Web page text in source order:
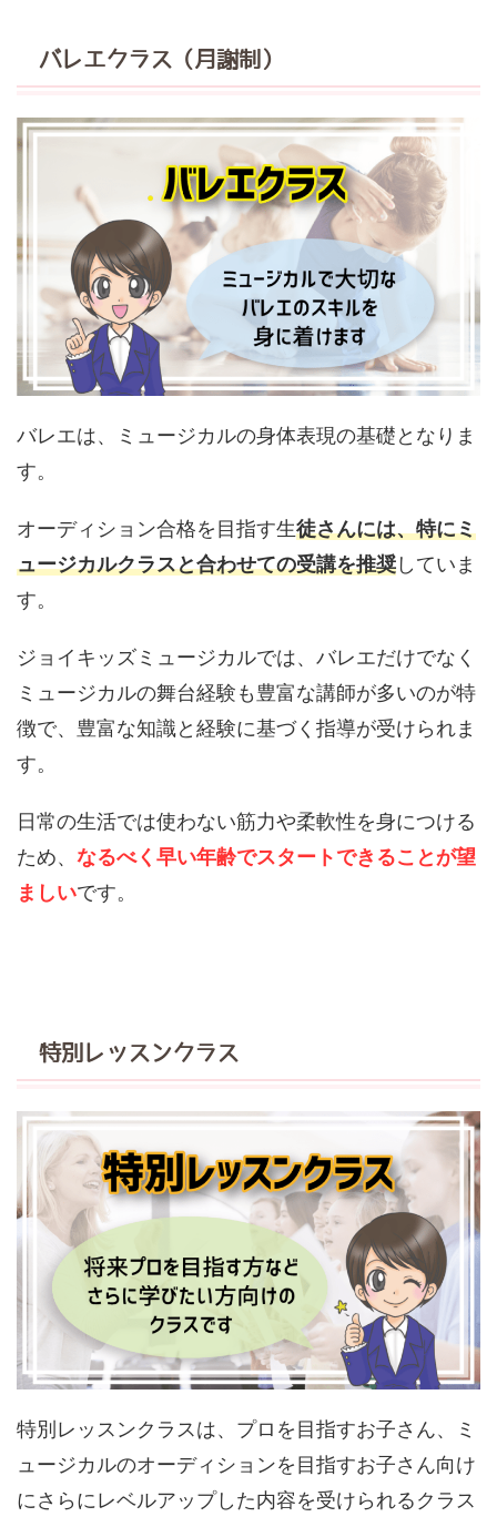
バレエクラス（月謝制）
バレエは、ミュージカルの身体表現の基礎となりま
す。
オーディション合格を目指す生徒さんには、特にミ
ュージカルクラスと合わせての受講を推奨していま
す。
ジョイキッズミュージカルでは、バレエだけでなく
ミュージカルの舞台経験も豊富な講師が多いのが特
徴で、豊富な知識と経験に基づく指導が受けられま
す。
日常の生活では使わない筋力や柔軟性を身につける
ため、 なるべく早い年齢でスタートできることが望
ましいです。
特別レッスンクラス
特別レッスンクラスは、プロを目指すお子さん、ミ
ュージカルのオーディションを目指すお子さん向け
にさらにレベルアップした内容を受けられるクラス